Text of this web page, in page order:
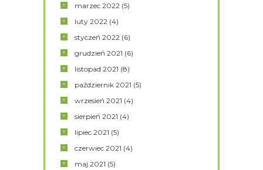
marzec2022 (5)
luty2022 (4)
styczeń2022 (6)
grudzień2021 (6)
listopad2021 (8)
październik2021 (5)
wrzesień2021 (4)
sierpień2021 (4)
lipiec2021 (5)
czerwiec2021 (4)
maj2021 (5)